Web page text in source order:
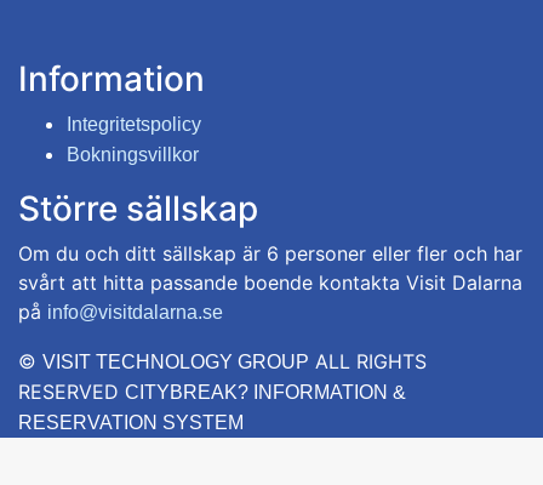
Information
Integritetspolicy
Bokningsvillkor
Större sällskap
Om du och ditt sällskap är 6 personer eller fler och har
svårt att hitta passande boende kontakta Visit Dalarna
på info@visitdalarna.se
© VISIT TECHNOLOGY GROUP ALL RIGHTS
RESERVED CITYBREAK? INFORMATION &
RESERVATION SYSTEM